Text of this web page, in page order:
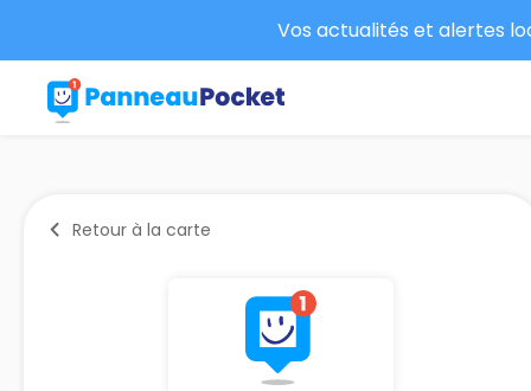
Vos actualités et alertes
Retour à la carte